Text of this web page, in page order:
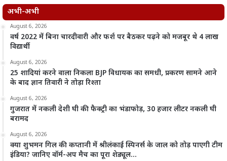
अभी-अभी
August 6, 2026
वर्ष 2022 में बिना चारदीवारी और फर्श पर बैठकर पढ़ने को मजबूर थे 4 लाख
विद्यार्थी
August 6, 2026
25 शादियां करने वाला निकला BJP विधायक का समधी, प्रकरण सामने आने
के बाद ज्ञान तिवारी ने तोड़ा रिश्ता
August 6, 2026
गुजरात में नकली देशी घी की फैक्ट्री का भंडाफोड़, 30 हजार लीटर नकली घी
बरामद
August 6, 2026
क्या शुभमन गिल की कप्तानी में श्रीलंकाई स्पिनर्स के जाल को तोड़ पाएगी टीम
इंडिया? जानिए वॉर्म-अप मैच का पूरा शेड्यूल…